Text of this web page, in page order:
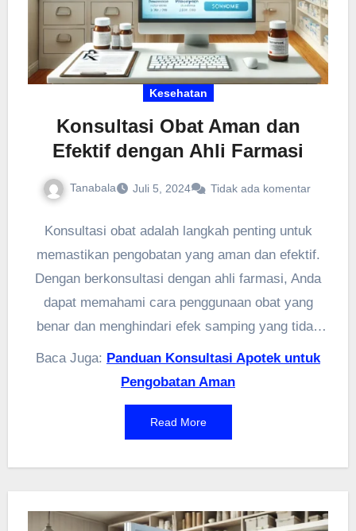
Kesehatan
Konsultasi Obat Aman dan
Efektif dengan Ahli Farmasi
Tanabala Juli 5, 2024 Tidak ada komentar
Konsultasi obat adalah langkah penting untuk
memastikan pengobatan yang aman dan efektif.
Dengan berkonsultasi dengan ahli farmasi, Anda
dapat memahami cara penggunaan obat yang
benar dan menghindari efek samping yang tidak
diinginkan. Di situs
pafikotatondano.org, Anda
dapat menemukan berbagai informasi dan layanan
Ahli Farmasi Indonesia (PAFI). Mengapa
cara mudah untuk mendapatkan panduan dari para
Baca Juga: Panduan Konsultasi Apotek untuk
Pengobatan Aman
Read More